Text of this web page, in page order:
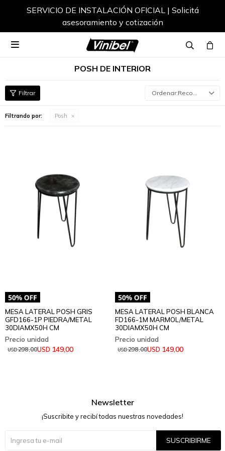
SERVICIO DE INSTALACIÓN OFICIAL | Solicitá
asesoramiento y cotización

POSH DE INTERIOR
Recomendados
Filtrando por: Posh
MESA LATERAL POSH GRIS
GFD166-1P PIEDRA/METAL
30DIAMX50H CM
USD 149,00
USD298,00
MESA LATERAL POSH BLANCA
FD166-1M MARMOL/METAL
30DIAMX50H CM
USD 149,00
USD298,00
Newsletter
¡Suscribite y recibí todas nuestras novedades!
SUSCRIBIRME